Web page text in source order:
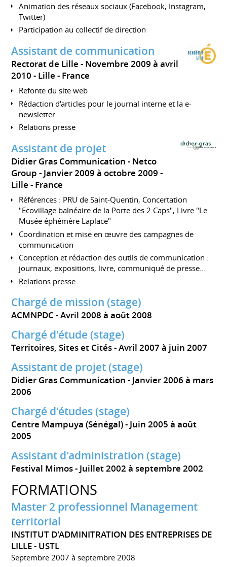
Animation des réseaux sociaux (Facebook, Instagram,
Twitter)
Participation au collectif de direction
Assistant de communication
Rectorat de Lille
Novembre 2009 à avril
2010 Lille France
Refonte du site web
Rédaction d'articles pour le journal interne et la e-
newsletter
Relations presse
Assistant de projet
Didier Gras Communication - Netco
Group
Janvier 2009 à octobre 2009
Lille
France
Références : PRU de Saint-Quentin, Concertation
"Ecovillage balnéaire de la Porte des 2 Caps", Livre "Le
Musée éphémère Laplace"
Coordination et mise en œuvre des campagnes de
communication
Conception et rédaction des outils de communication :
journaux, expositions, livre, communiqué de presse...
Relations presse
Chargé de mission (stage)
ACMNPDC Avril 2008 à août 2008
Chargé d'étude (stage)
Territoires, Sites et Cités Avril 2007 à juin 2007
Assistant de projet (stage)
Didier Gras Communication
Janvier 2006 à mars
2006
Chargé d'études (stage)
Centre Mampuya (Sénégal)
Juin 2005 à août
2005
Assistant d'administration (stage)
Festival Mimos Juillet 2002 à septembre 2002
FORMATIONS
Master 2 professionnel Management
territorial
INSTITUT D'ADMINITRATION DES ENTREPRISES DE
LILLE - USTL
Septembre 2007 à septembre 2008